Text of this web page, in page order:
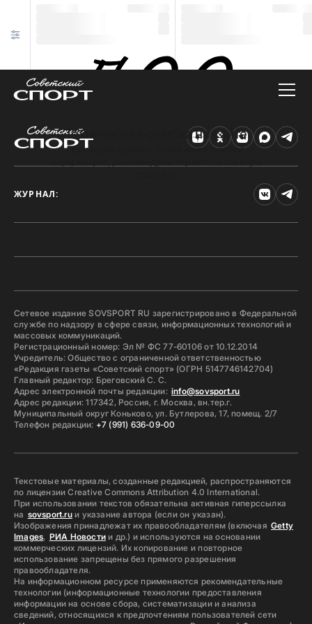
Техническая ошибка на сайте
Произошла ошибка. Чтобы найти нужную
ЖУРНАЛ:
Сетевое издание SOVSPORT RU зарегистрировано в Федеральной
службе по надзору в сфере связи, информационных технологий и
массовых коммуникаций.
Регистрационный номер: Эл № ФС 77-60106 от 10.12.2014
Учредитель: Общество с ограниченной ответственностью
«Редакция газеты «Советский спорт» (ОГРН 5147746142704)
Главный редактор: Бреговский С. С.
Адрес электронной почты редакции: info@sovsport.ru
Адрес редакции: 117342, Россия, г. Москва, вн.тер.г.
Муниципальный округ Коньково, ул. Бутлерова, 17, помещ. 2/7
Телефон редакции: +7 (991) 636-09-00
Текстовые материалы, созданные редакцией, распространяются
по лицензии Creative Commons Attribution 4.0 International.
При использовании текстов обязательна активная гиперссылка
на sovsport.ruи указание автора (если он указан).
Изображения принадлежат их правообладателям (включая Getty
Images, РИА Новостии др.) и используются на основании
коммерческих лицензий. Их копирование и повторное
использование запрещены без прямого разрешения
правообладателя.
На информационном ресурсе применяются рекомендательные
технологии (информационные технологии предоставления
информации на основе сбора, систематизации и анализа
сведений, относящихся к предпочтениям пользователей сети